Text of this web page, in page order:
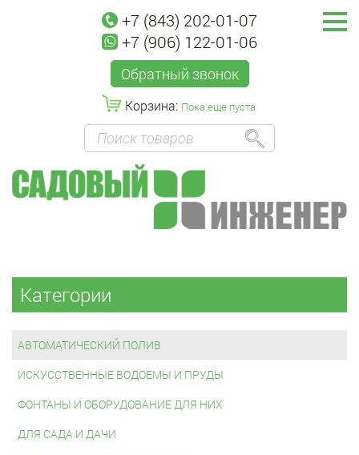
+7 (843) 202-01-07
+7 (906) 122-01-06
Обратный звонок
Корзина: Пока еще пуста
Категории
АВТОМАТИЧЕСКИЙ ПОЛИВ
ИСКУССТВЕННЫЕ ВОДОЕМЫ И ПРУДЫ
ФОНТАНЫ И ОБОРУДОВАНИЕ ДЛЯ НИХ
ДЛЯ САДА И ДАЧИ